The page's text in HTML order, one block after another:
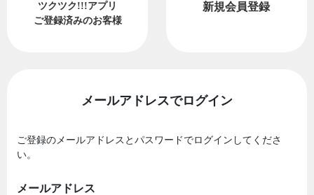
ツクツク!!!アプリ
ご登録済みのお客様
新規会員登録
メールアドレスでログイン
ご登録のメールアドレスとパスワードでログインしてくださ
い。
メールアドレス